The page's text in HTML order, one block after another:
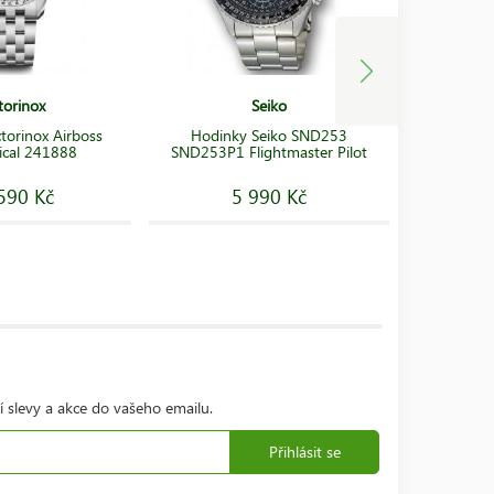
Airboss
241888
Kč
Seiko
Hodinky Seiko SND253
SND253P1 Flightmaster Pilot
5 990 Kč
a akce do vašeho emailu.
Přihlásit se